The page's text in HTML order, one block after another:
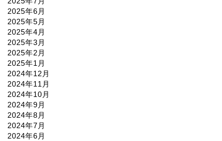
2025年6月
2025年5月
2025年4月
2025年3月
2025年2月
2025年1月
2024年12月
2024年11月
2024年10月
2024年9月
2024年8月
2024年7月
2024年6月